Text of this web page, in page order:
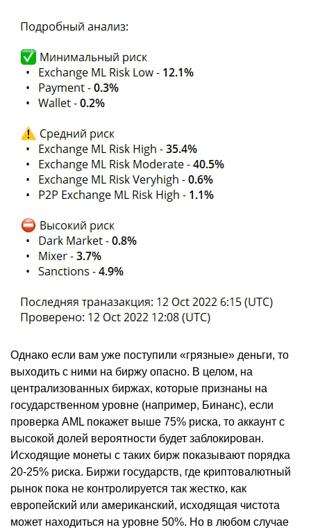
Однако если вам уже поступили «грязные» деньги, то
выходить с ними на биржу опасно. В целом, на
централизованных биржах, которые признаны на
государственном уровне (например, Бинанс), если
проверка AML покажет выше 75% риска, то аккаунт с
высокой долей вероятности будет заблокирован.
Исходящие монеты с таких бирж показывают порядка
20-25% риска. Биржи государств, где криптовалютный
рынок пока не контролируется так жестко, как
европейский или американский, исходящая чистота
может находиться на уровне 50%. Но в любом случае